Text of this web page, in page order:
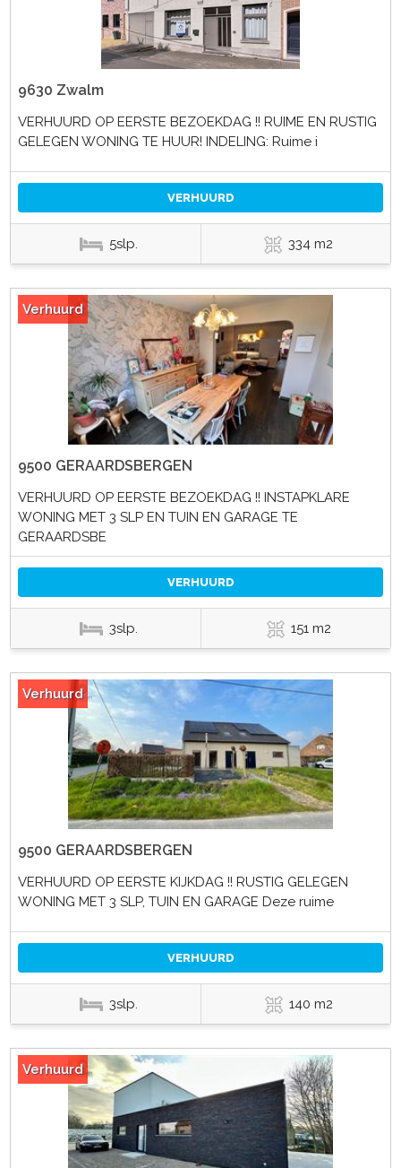
9630 Zwalm
VERHUURD OP EERSTE BEZOEKDAG !! RUIME EN RUSTIG
GELEGEN WONING TE HUUR! INDELING: Ruime i
VERHUURD
5slp. 334 m2
Verhuurd
9500 GERAARDSBERGEN
VERHUURD OP EERSTE BEZOEKDAG !! INSTAPKLARE
WONING MET 3 SLP EN TUIN EN GARAGE TE
GERAARDSBE
VERHUURD
3slp. 151 m2
Verhuurd
9500 GERAARDSBERGEN
VERHUURD OP EERSTE KIJKDAG !! RUSTIG GELEGEN
WONING MET 3 SLP, TUIN EN GARAGE Deze ruime
VERHUURD
3slp. 140 m2
Verhuurd